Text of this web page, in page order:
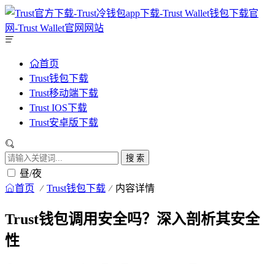
首页
Trust钱包下载
Trust移动端下载
Trust IOS下载
Trust安卓版下载
搜 索
昼/夜
首页 Trust钱包下载 内容详情
Trust钱包调用安全吗？深入剖析其安全
性